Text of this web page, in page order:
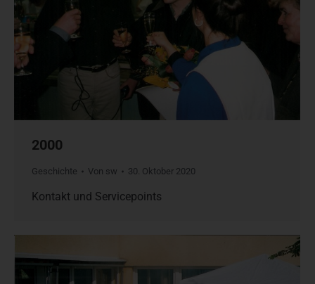
2000
Geschichte Von sw 30. Oktober 2020
Kontakt und Servicepoints